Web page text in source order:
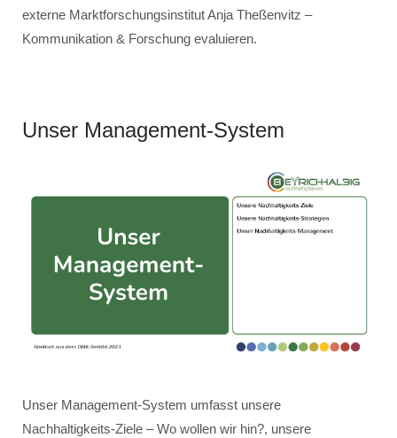
externe Marktforschungsinstitut Anja Theßenvitz –
Kommunikation & Forschung evaluieren.
Unser Management-System
Unser Management-System umfasst unsere
Nachhaltigkeits-Ziele – Wo wollen wir hin?, unsere